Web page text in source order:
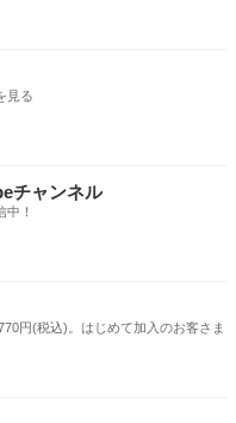
見る
チャンネル
！
円(税込)。はじめて加入のお客さま